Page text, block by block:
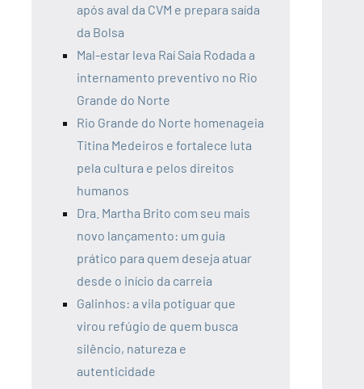
após aval da CVM e prepara saída
da Bolsa
Mal-estar leva Raí Saia Rodada a
internamento preventivo no Rio
Grande do Norte
Rio Grande do Norte homenageia
Titina Medeiros e fortalece luta
pela cultura e pelos direitos
humanos
Dra. Martha Brito com seu mais
novo lançamento: um guia
prático para quem deseja atuar
desde o início da carreia
Galinhos: a vila potiguar que
virou refúgio de quem busca
silêncio, natureza e
autenticidade